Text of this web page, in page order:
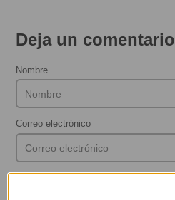
Deja un comentario
Nombre
Correo electrónico